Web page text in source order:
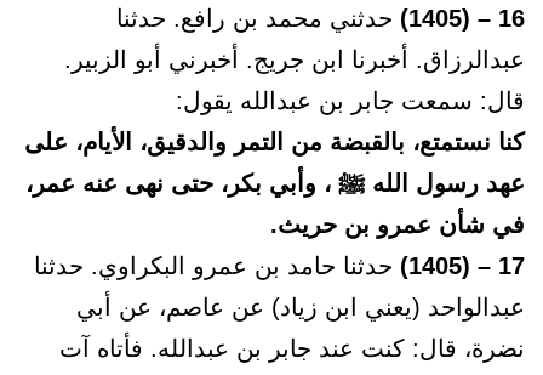
16 – (1405)
حدثني محمد بن رافع. حدثنا
عبدالرزاق. أخبرنا ابن جريج. أخبرني أبو الزبير.
قال: سمعت جابر بن عبدالله يقول:
كنا نستمتع، بالقبضة من التمر والدقيق، الأيام، على
عهد رسول الله ﷺ ، وأبي بكر، حتى نهى عنه عمر،
في شأن عمرو بن حريث.
17 – (1405)
حدثنا حامد بن عمرو البكراوي. حدثنا
عبدالواحد (يعني ابن زياد) عن عاصم، عن أبي
نضرة، قال: كنت عند جابر بن عبدالله. فأتاه آت